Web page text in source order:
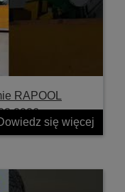
RAPOOL
się więcej